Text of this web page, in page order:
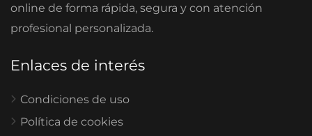
online de forma rápida, segura y con atención
profesional personalizada.
Enlaces de interés
Condiciones de uso
Política de cookies